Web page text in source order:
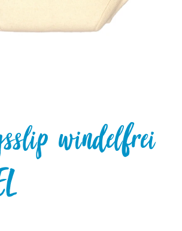
windelfrei